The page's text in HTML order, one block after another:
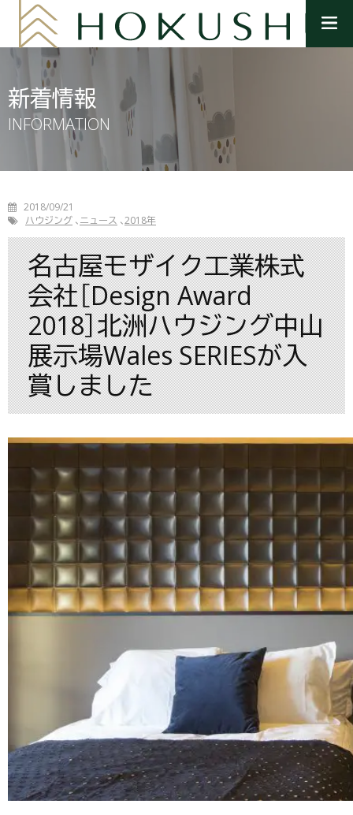
ニ
新着情報
INFORMATION
2018/09/21
ハウジング ニュース 2018年
名古屋モザイク工業株式
会社［Design Award
2018］北洲ハウジング中山
展示場Wales SERIESが入
賞しました